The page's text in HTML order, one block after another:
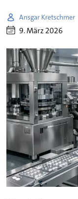
Ansgar Kretschmer
9. März 2026